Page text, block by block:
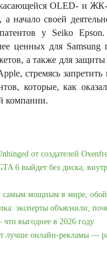
касающейся OLED- и
начало своей
у Seiko
ценных для Samsung
а также для
стремясь
которые, как
компании.
от создателей
6 выйдет без диска,
самым мощным в мире,
эксперты объяснили,
выгоднее в 2026 году
лучше онлайн-рекламы —